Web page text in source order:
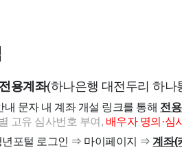
전용계좌(하나은행 대전두리 하나
내 문자 내 계좌 개설 링크를 통해 전
고유 심사번호 부여, 배우자 명의·심
년포털 로그인 ⇒ 마이페이지 ⇒계좌(